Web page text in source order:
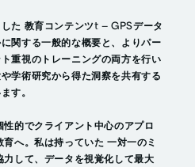
た 教育コンテンツt — GPSデータ
関する一般的な概要と、よりパー
重視のトレーニングの両方を行い
学術研究から得た洞察を共有する
す。
性的でクライアント中心のアプロ
育へ。私は持っていた一対一のミ
力して、データを視覚化して最大